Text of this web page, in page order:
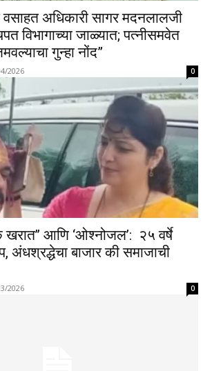
वसाहत अधिकारी सागर मदनलालजी
विभागाच्या जाळ्यात; पत्नीसमवेत
गुन्हा नोंद”
2026 0
खरात’’ आणि ‘ओश्नोजल’: २५ वर्षे
अंधश्रद्धेचा बाजार की समाजाची
2026 0